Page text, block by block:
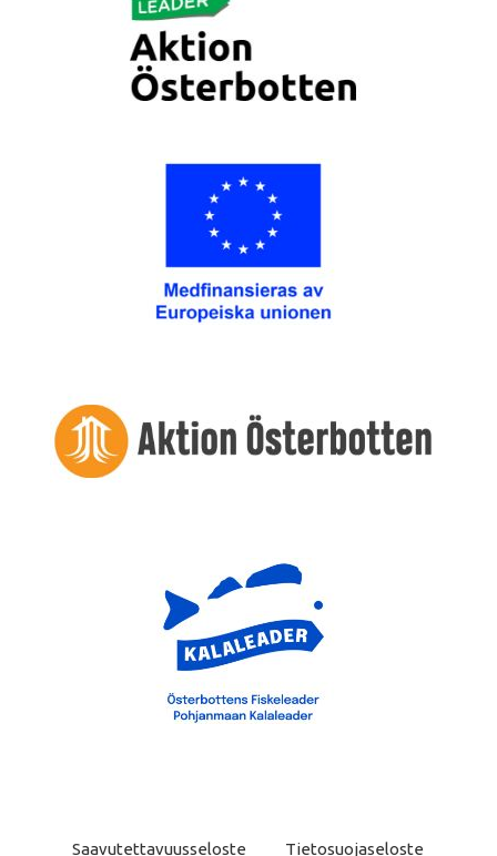
Saavutettavuusseloste Tietosuojaseloste